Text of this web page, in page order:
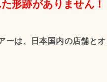
形跡がありません！
ーは、日本国内の店舗と